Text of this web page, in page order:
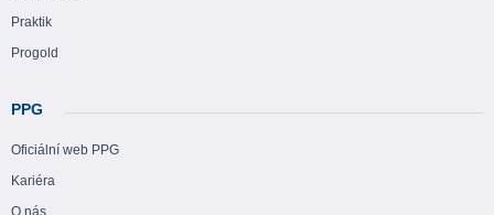
Praktik
Progold
PPG
Oficiální web PPG
Kariéra
O nás